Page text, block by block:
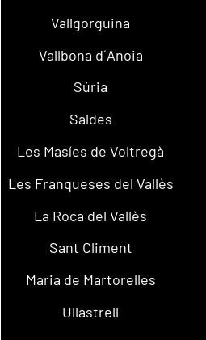
Vallgorguina
Vallbona d´Anoia
Súria
Saldes
Les Masíes de Voltregà
Les Franqueses del Vallès
La Roca del Vallès
Sant Climent
Maria de Martorelles
Ullastrell